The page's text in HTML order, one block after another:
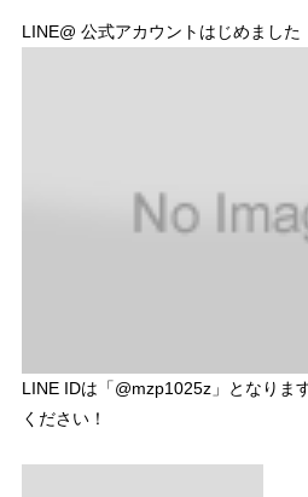
LINE@ 公式アカウントはじめました
LINE IDは「@mzp1025z」となりま
ください！